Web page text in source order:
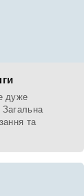
дуже
Загальна
та